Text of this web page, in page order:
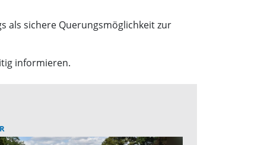
als sichere Querungsmöglichkeit zur
informieren.